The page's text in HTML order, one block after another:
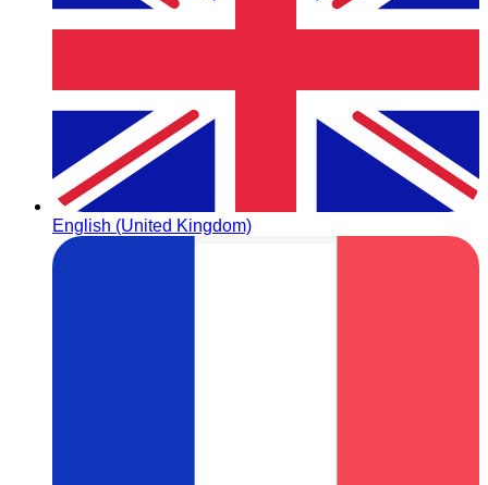
English (United Kingdom)